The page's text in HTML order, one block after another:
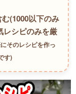
(1000以下のみ
レシピのみを厳
そのレシピを作っ
す)